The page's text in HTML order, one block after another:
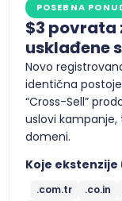
POSEBNA
$3 povrata
usklađene
Novo
identična
“Cross-Sell”
uslovi kampanje,
domeni.
Koje ekstenzije
.com.tr .co.in